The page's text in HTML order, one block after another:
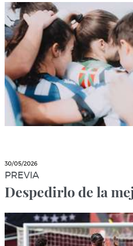
30/05/2026
PREVIA
Despedirlo de la